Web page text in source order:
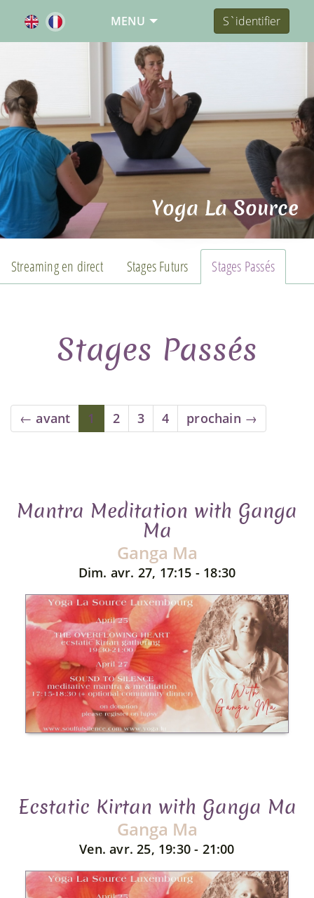
MENU S`identifier
Yoga La Source
Streaming en direct Stages Futurs Stages Passés
Stages Passés
← avant 1 2 3 4 prochain →
Mantra Meditation with Ganga
Ma
Ganga Ma
Dim. avr. 27, 17:15 - 18:30
Ecstatic Kirtan with Ganga Ma
Ganga Ma
Ven. avr. 25, 19:30 - 21:00